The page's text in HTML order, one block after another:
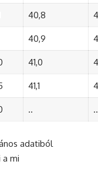
40,8
40,9
41,0
41,1
.. ..
adatiból
a mi